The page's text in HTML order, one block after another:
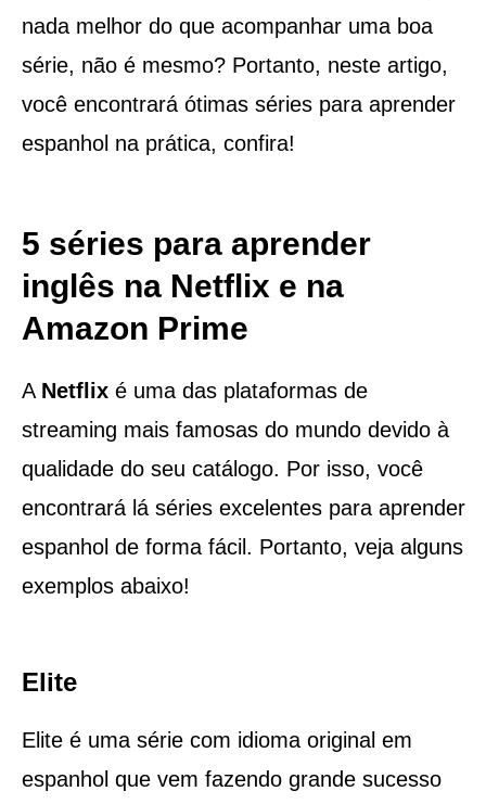
nada melhor do que acompanhar uma boa
série, não é mesmo? Portanto, neste artigo,
você encontrará ótimas séries para aprender
espanhol na prática, confira!
5 séries para aprender
inglês na Netflix e na
Amazon Prime
A Netflixé uma das plataformas de
streaming mais famosas do mundo devido à
qualidade do seu catálogo. Por isso, você
encontrará lá séries excelentes para aprender
espanhol de forma fácil. Portanto, veja alguns
exemplos abaixo!
Elite
Elite é uma série com idioma original em
espanhol que vem fazendo grande sucesso